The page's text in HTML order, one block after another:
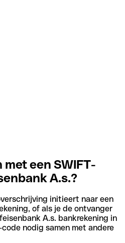
een SWIFT-
A.s.?
initieert naar een
of als je de ontvanger
A.s. bankrekening in
nodig samen met andere